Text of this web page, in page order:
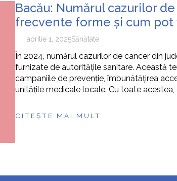
pot fi prevenite
Bacău: Numărul cazurilor
frecvente forme și cum
aprilie 1, 2025Sănătate
În 2024, numărul cazurilor de cancer din
furnizate de autoritățile sanitare. Această
campaniile de prevenție, îmbunătățirea
unitățile medicale locale. Cu toate
CITEȘTE MAI MULT